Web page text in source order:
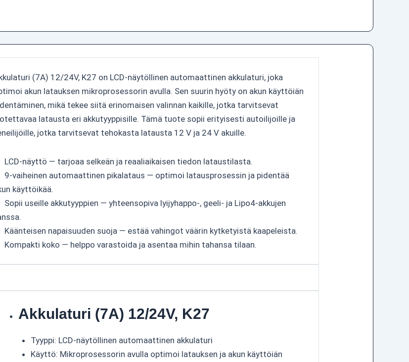
(7A) 12/24V, K27 on LCD-näytöllinen automaattinen akkulaturi, joka
akun latauksen mikroprosessorin avulla. Sen suurin hyöty on akun käyttöiän
mikä tekee siitä erinomaisen valinnan kaikille, jotka tarvitsevat
latausta eri akkutyyppisille. Tämä tuote sopii erityisesti autoilijoille ja
jotka tarvitsevat tehokasta latausta 12 V ja 24 V akuille.
LCD-näyttö — tarjoaa selkeän ja reaaliaikaisen tiedon lataustilasta.
9-vaiheinen automaattinen pikalataus — optimoi latausprosessin ja pidentää
käyttöikää.
Sopii useille akkutyyppien — yhteensopiva lyijyhappo-, geeli- ja Lipo4-akkujen
Käänteisen napaisuuden suoja — estää vahingot väärin kytketyistä kaapeleista.
Kompakti koko — helppo varastoida ja asentaa mihin tahansa tilaan.
Akkulaturi (7A) 12/24V, K27
Tyyppi: LCD-näytöllinen automaattinen akkulaturi
Käyttö: Mikroprosessorin avulla optimoi latauksen ja akun käyttöiän